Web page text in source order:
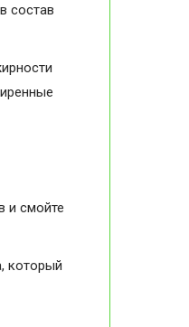
состав
и смойте
который